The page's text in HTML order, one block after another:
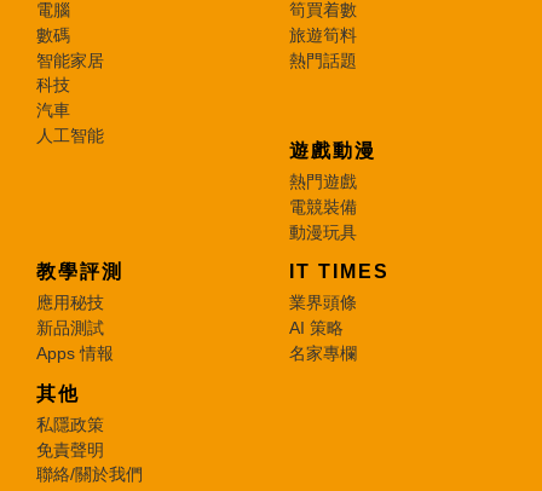
電腦
數碼
智能家居
科技
汽車
人工智能
筍買着數
旅遊筍料
熱門話題
遊戲動漫
熱門遊戲
電競裝備
動漫玩具
教學評測
應用秘技
新品測試
Apps 情報
IT TIMES
業界頭條
AI 策略
名家專欄
其他
私隱政策
免責聲明
聯絡/關於我們